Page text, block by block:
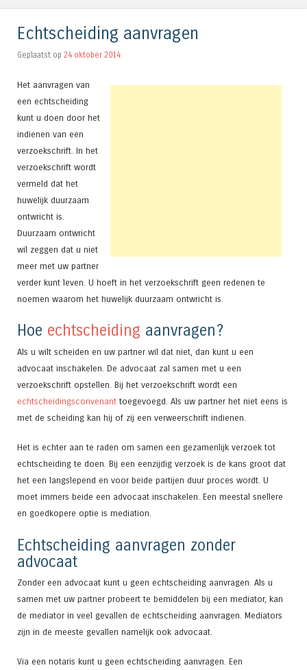
Echtscheiding aanvragen
Geplaatst op 24 oktober 2014
Het aanvragen van
een echtscheiding
kunt u doen door het
indienen van een
verzoekschrift. In het
verzoekschrift wordt
vermeld dat het
huwelijk duurzaam
ontwricht is.
Duurzaam ontwricht
wil zeggen dat u niet
meer met uw partner
verder kunt leven. U hoeft in het verzoekschrift geen redenen te
noemen waarom het huwelijk duurzaam ontwricht is.
Hoe echtscheiding aanvragen?
Als u wilt scheiden en uw partner wil dat niet, dan kunt u een
advocaat inschakelen. De advocaat zal samen met u een
verzoekschrift opstellen. Bij het verzoekschrift wordt een
echtscheidingsconvenant toegevoegd. Als uw partner het niet eens is
met de scheiding kan hij of zij een verweerschrift indienen.
Het is echter aan te raden om samen een gezamenlijk verzoek tot
echtscheiding te doen. Bij een eenzijdig verzoek is de kans groot dat
het een langslepend en voor beide partijen duur proces wordt. U
moet immers beide een advocaat inschakelen. Een meestal snellere
en goedkopere optie is mediation.
Echtscheiding aanvragen zonder
advocaat
Zonder een advocaat kunt u geen echtscheiding aanvragen. Als u
samen met uw partner probeert te bemiddelen bij een mediator, kan
de mediator in veel gevallen de echtscheiding aanvragen. Mediators
zijn in de meeste gevallen namelijk ook advocaat.
Via een notaris kunt u geen echtscheiding aanvragen. Een